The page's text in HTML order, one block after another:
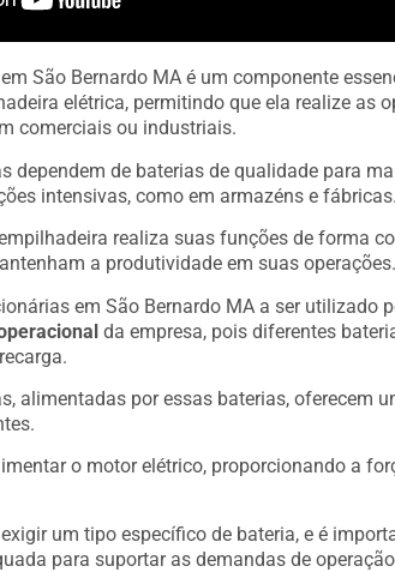
São Bernardo MA é um componente
elétrica, permitindo que ela realize as
comerciais ou industriais.
dependem de baterias de qualidade para
intensivas, como em armazéns e
realiza suas funções de forma
a produtividade em suas operações.
em São Bernardo MA a ser utilizado
da empresa, pois diferentes
alimentadas por essas baterias, oferecem
o motor elétrico, proporcionando a
um tipo específico de bateria, e é
para suportar as demandas de